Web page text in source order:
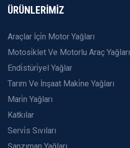
ÜRÜNLERİMİZ
Araçlar İçi̇n Motor Yağları
Motosi̇klet Ve Motorlu Araç Yağları
Endi̇stüri̇yel Yağlar
Tarım Ve İnşaat Maki̇ne Yağları
Mari̇n Yağları
Katkılar
Servi̇s Sıvıları